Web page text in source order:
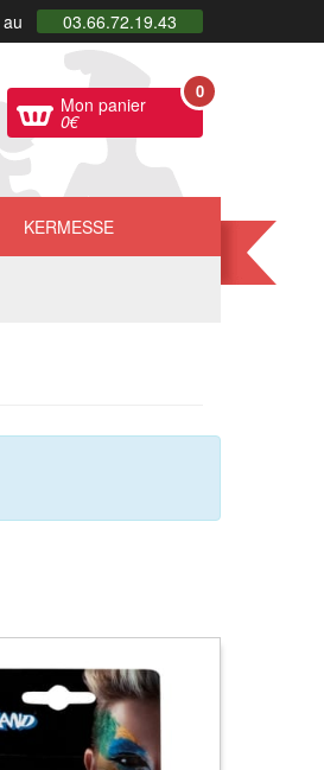
03.66.72.19.43
Mon panier
0€
0
KERMESSE